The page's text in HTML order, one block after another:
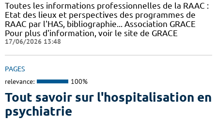
Toutes les informations professionnelles de la RAAC :
Etat des lieux et perspectives des programmes de
RAAC par l'HAS, bibliographie... Association GRACE
Pour plus d'information, voir le site de GRACE
17/06/2026 13:48
PAGES
relevance: 100%
Tout savoir sur l'hospitalisation en
psychiatrie